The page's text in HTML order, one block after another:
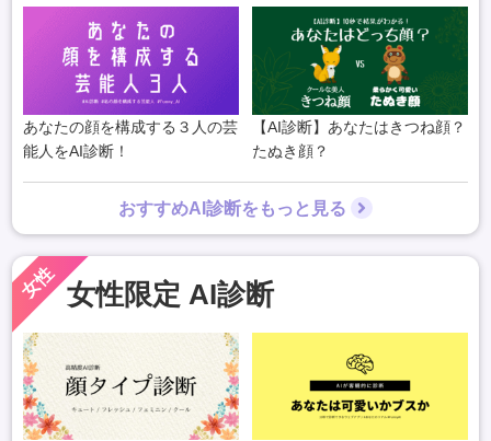
あなたの顔を構成する３人の芸
能人をAI診断！
【AI診断】あなたはきつね顔？
たぬき顔？
おすすめAI診断をもっと見る
女性 女性限定 AI診断